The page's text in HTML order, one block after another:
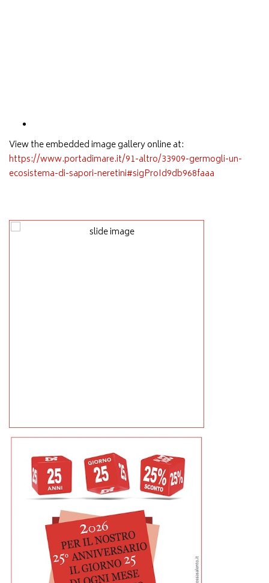
View the embedded image gallery online at:
https://www.portadimare.it/91-altro/33909-germogli-un-
ecosistema-di-sapori-neretini#sigProId9db968faaa